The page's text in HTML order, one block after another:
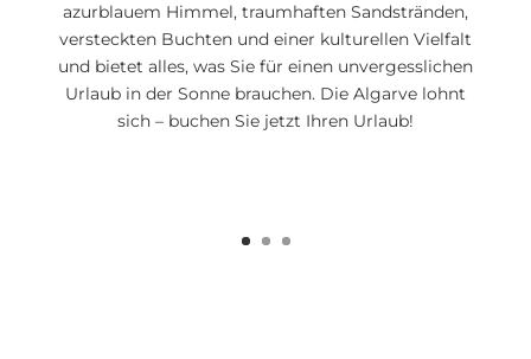
azurblauem Himmel, traumhaften Sandstränden,
versteckten Buchten und einer kulturellen Vielfalt
und bietet alles, was Sie für einen unvergesslichen
Urlaub in der Sonne brauchen. Die Algarve lohnt
sich – buchen Sie jetzt Ihren Urlaub!